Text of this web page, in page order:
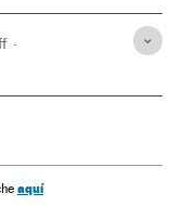
fiscais
aquí